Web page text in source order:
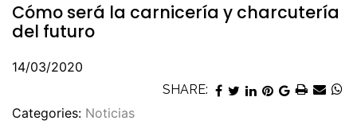
Cómo será la carnicería y charcutería
del futuro
14/03/2020
SHARE:
Categories: Noticias